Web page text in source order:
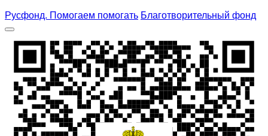
Русфонд. Помогаем помогать Благотворительный фонд